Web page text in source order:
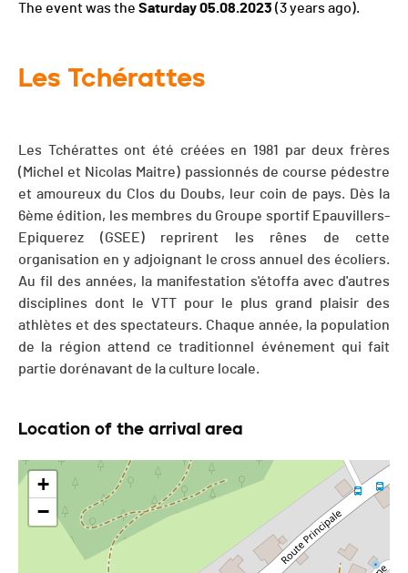
The event was the Saturday 05.08.2023 (3 years ago).
Les Tchérattes
Les Tchérattes ont été créées en 1981 par deux frères
(Michel et Nicolas Maitre) passionnés de course pédestre
et amoureux du Clos du Doubs, leur coin de pays. Dès la
6ème édition, les membres du Groupe sportif Epauvillers-
Epiquerez (GSEE) reprirent les rênes de cette
organisation en y adjoignant le cross annuel des écoliers.
Au fil des années, la manifestation s'étoffa avec d'autres
disciplines dont le VTT pour le plus grand plaisir des
athlètes et des spectateurs. Chaque année, la population
de la région attend ce traditionnel événement qui fait
partie dorénavant de la culture locale.
Location of the arrival area
+
−